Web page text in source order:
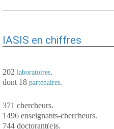
IASIS en chiffres
202 laboratoires.
dont 18 partenaires.
371 chercheurs.
1496 enseignants-chercheurs.
744 doctorant(e)s.